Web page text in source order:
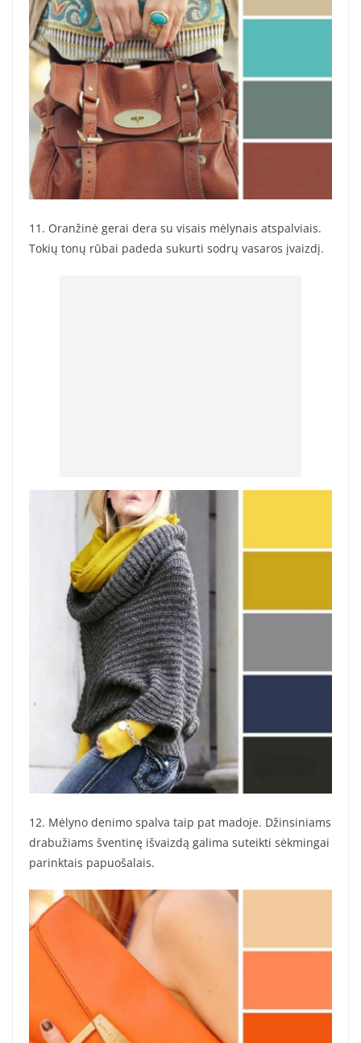
11. Oranžinė gerai dera su visais mėlynais atspalviais.
Tokių tonų rūbai padeda sukurti sodrų vasaros įvaizdį.
12. Mėlyno denimo spalva taip pat madoje. Džinsiniams
drabužiams šventinę išvaizdą galima suteikti sėkmingai
parinktais papuošalais.